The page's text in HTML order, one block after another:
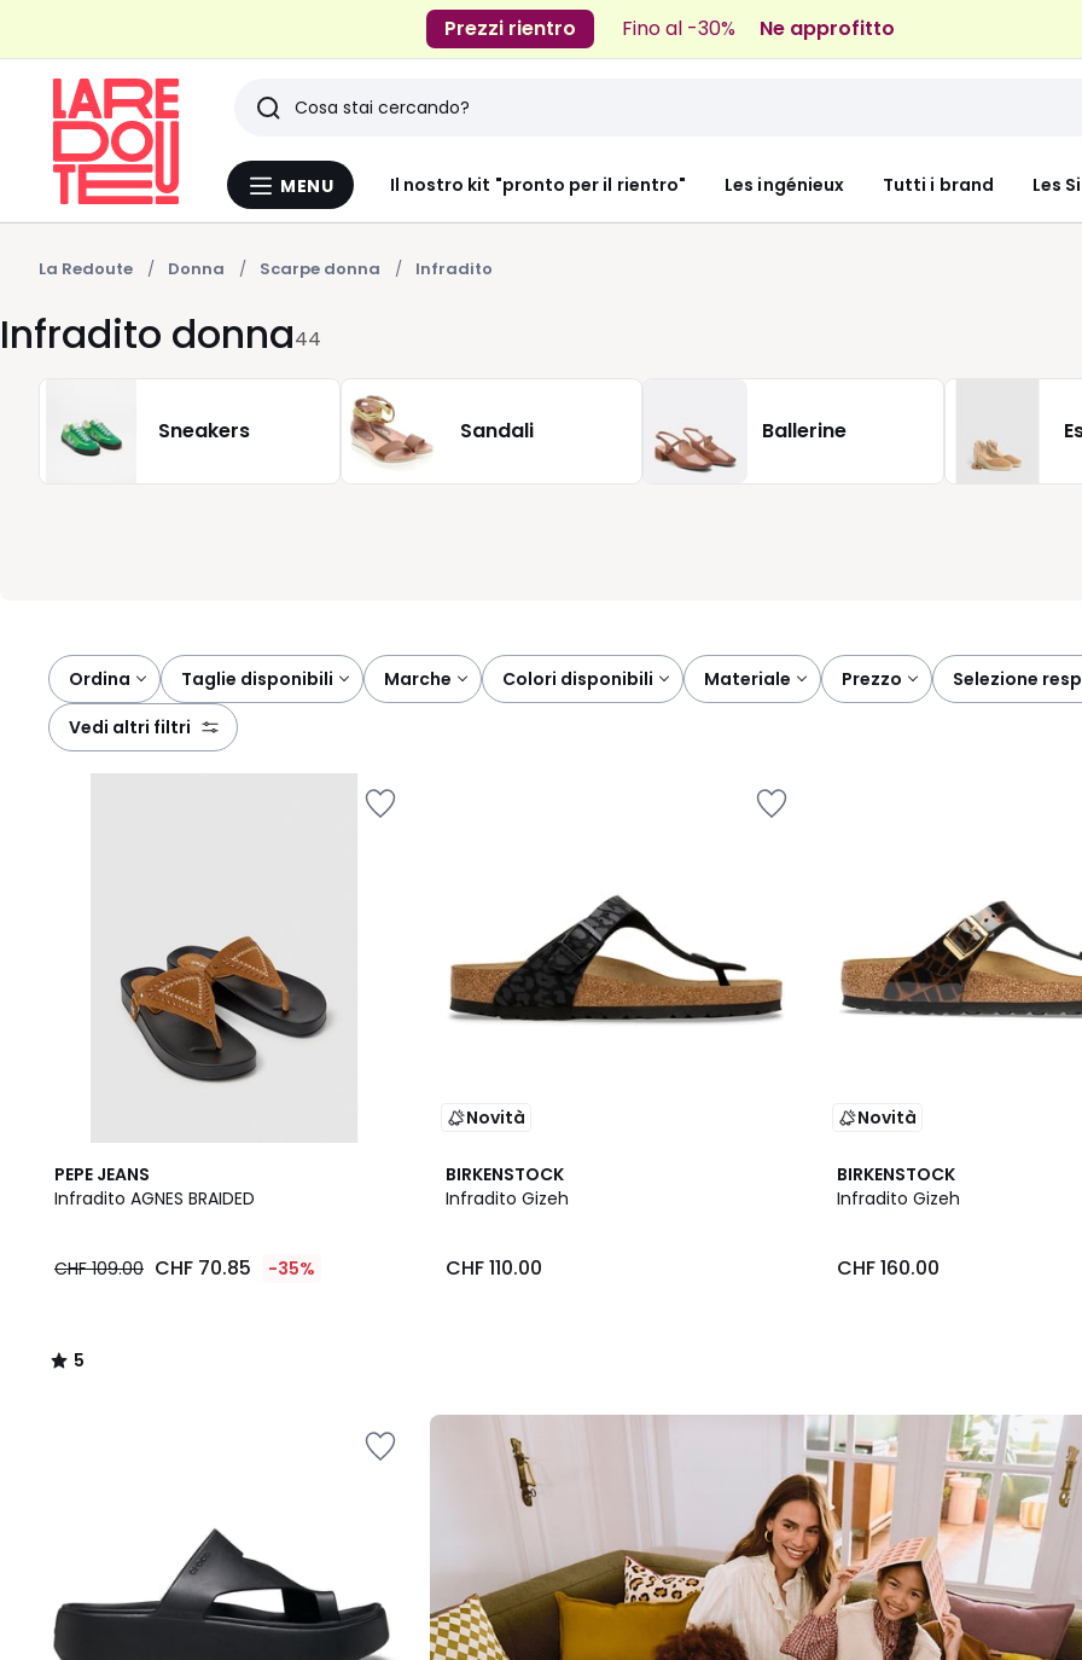
Prezzi rientro Fino al -30% Ne approfitto
Menu
MENU Il nostro kit "pronto per il rientro" Les ingénieux Tutti i brand Les
Ricerca
Ultimi
articoli
visti
La Redoute Donna Scarpe donna Infradito
Infradito donna44
Sneakers Sandali Ballerine
Ordina
taglie disponibili marche colori disponibili materiale prezzo selezione
vedi altri filtri
PEPE JEANS
Infradito AGNES BRAIDED
70.85
109.00
CHF 109.00 CHF 70.85 -35%
5
/
5
/
Novità
BIRKENSTOCK
Infradito Gizeh
CHF 110.00
Novità
BIRKENSTOCK
Infradito Gizeh
CHF 160.00
Il